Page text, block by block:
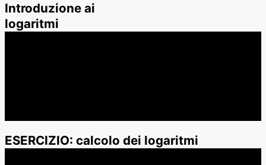
Introduzione ai
logaritmi
ESERCIZIO: calcolo dei logaritmi